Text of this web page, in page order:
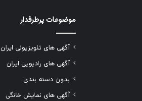
موضوعات پرطرفدار
آگهی های تلویزیونی ایران
آگهی های رادیویی ایران
بدون دسته بندی
آگهی های نمایش خانگی